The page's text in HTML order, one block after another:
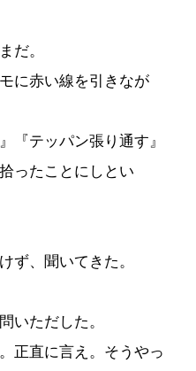
だ。
に赤い線を引きなが
『テッパン張り通す』
ったことにしとい
ず、聞いてきた。
いただした。
正直に言え。そうやっ